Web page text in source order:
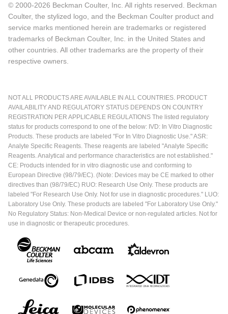
© 2000-2026 Beckman Coulter, Inc. All rights reserved. Beckman
Coulter, the stylized logo, and the Beckman Coulter product and
service marks mentioned herein are trademarks or registered
trademarks of Beckman Coulter, Inc. in the United States and
other countries. All other trademarks are the property of their
respective owners.
NOT ALL PRODUCTS ARE AVAILABLE IN ALL COUNTRIES. PRODUCT
AVAILABILITY AND REGULATORY STATUS DEPENDS ON COUNTRY
REGISTRATION PER APPLICABLE REGULATIONS The listed regulatory
status for products correspond to one of the below: IVD: In Vitro Diagnostic
Products. These products are labeled "For In Vitro Diagnostic Use." ASR:
Analyte Specific Reagents. These reagents are labeled "Analyte Specific
Reagents. Analytical and performance characteristics are not established."
CE: Products intended for in vitro diagnostic use and conforming to
European Directive (98/79/EC). (Note: Devices may be CE marked to other
directives than (98/79/EC) RUO: Research Use Only. These products are
labeled "For Research Use Only. Not for use in diagnostic procedures." LUO:
Laboratory Use Only. These products are labeled "For Laboratory Use Only."
No Regulatory Status: Non-Medical Device or non-regulated articles. Not for
use in diagnostic or therapeutic procedures.